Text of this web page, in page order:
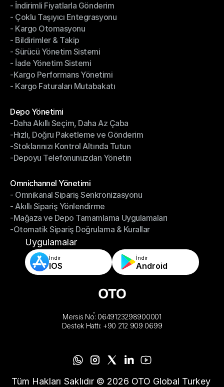
Gönderim Yönetimi
- İndirimli Fiyatlarla Gönderim
- İndirimli Fiyatlarla Gönderim
- Çoklu Taşıyıcı Entegrasyonu
- Çoklu Taşıyıcı Entegrasyonu
- Kargo Otomasyonu
- Kargo Otomasyonu
- Bildirimler & Takip
- Bildirimler & Takip
- Sürücü Yönetim Sistemi
- Sürücü Yönetim Sistemi
- İade Yönetim Sistemi
- İade Yönetim Sistemi
-Kargo Performans Yönetimi
-Kargo Performans Yönetimi
- Kargo Faturaları Mutabakatı
Depo Yönetimi
Depo Yönetimi
-Daha Akıllı Seçim, Daha Az Çaba
-Daha Akıllı Seçim, Daha Az Çaba
-Hızlı, Doğru Paketleme ve Gönderim
-Hızlı, Doğru Paketleme ve Gönderim
-Stoklarınızı Kontrol Altında Tutun
-Stoklarınızı Kontrol Altında Tutun
-Depoyu Telefonunuzdan Yönetin
Omnichannel Yönetimi
Omnichannel Yönetimi
- Omnikanal Sipariş Senkronizasyonu
- Omnikanal Sipariş Senkronizasyonu
- Akıllı Sipariş Yönlendirme
- Akıllı Sipariş Yönlendirme
-Mağaza ve Depo Tamamlama Uygulamaları
-Mağaza ve Depo Tamamlama Uygulamaları
-Otomatik Sipariş Doğrulama & Kurallar
-Otomatik Sipariş Doğrulama & Kurallar
Uygulamalar
İndir
IOS
İndir
Android
Mersis No: 0649123298900001
Destek Hattı: +90 212 909 0699
Tüm Hakları Saklıdır © 2026 OTO Global Turkey